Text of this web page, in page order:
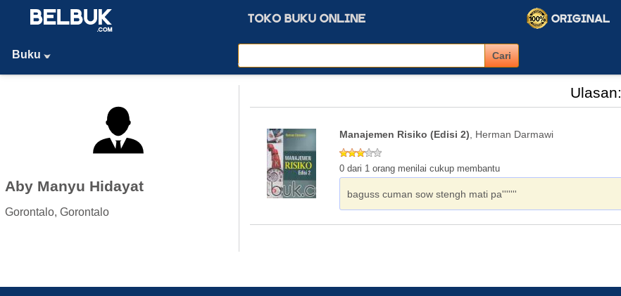
Buku
Aby Manyu Hidayat
Gorontalo, Gorontalo
Ulasan:
Manajemen Risiko (Edisi 2) , Herman Darmawi
0 dari 1 orang menilai cukup membantu
baguss cuman sow stengh mati pa'''''''